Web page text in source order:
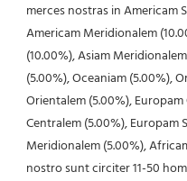
merces nostras in Americam
Americam Meridionalem
(10.00%), Asiam
(5.00%), Oceaniam (5.00%),
Orientalem (5.00%),
Centralem (5.00%),
Meridionalem (5.00%),
nostro sunt circiter 11-50